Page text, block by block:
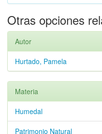
Otras opciones
Autor
Hurtado, Pamela
Materia
Humedal
Patrimonio Natural